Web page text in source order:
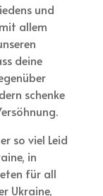
und
allem
deine
schenke
so viel Leid
in
für all
Ukraine,